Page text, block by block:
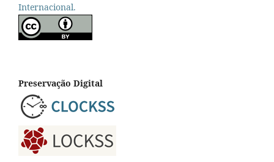
Internacional.
Preservação Digital